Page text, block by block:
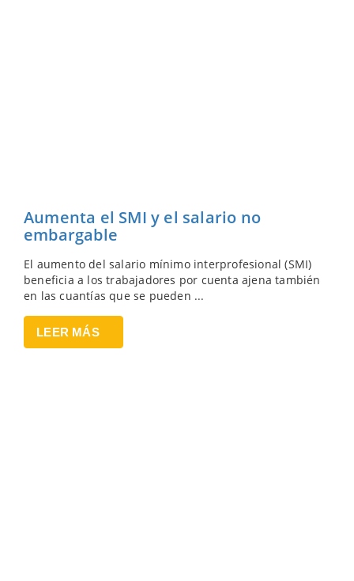
Aumenta el SMI y el salario no
embargable
El aumento del salario mínimo interprofesional (SMI)
beneficia a los trabajadores por cuenta ajena también
en las cuantías que se pueden ...
LEER MÁS